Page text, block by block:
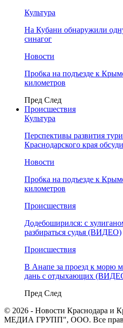
Культура
На Кубани обнаружили
синагог
Новости
Пробка на подъезде к
километров
Пред След
Происшествия
Культура
Перспективы развития
Краснодарского края
Новости
Пробка на подъезде к
километров
Происшествия
Додебоширился: с
разбираться судья (ВИДЕО)
Происшествия
В Анапе за проезд к морю
дань с отдыхающих
Пред След
© 2026 - Новости Краснодара и
МЕДИА ГРУПП", ООО. Все